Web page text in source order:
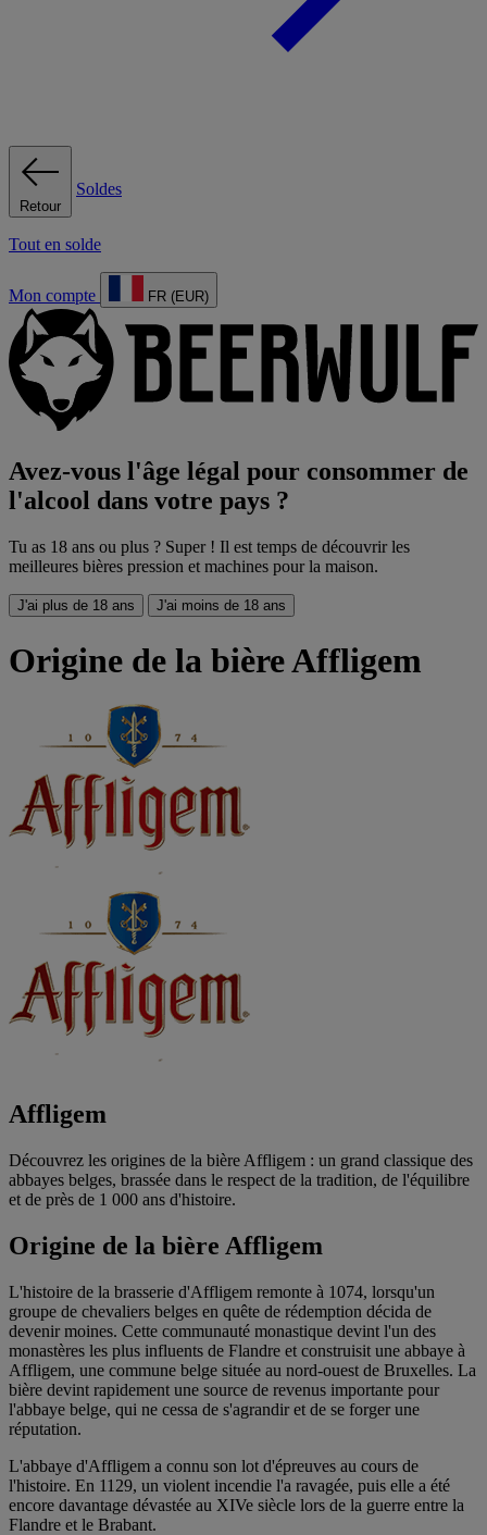
Retour
Soldes
Tout en solde
Mon compte FR (EUR)
Avez-vous l'âge légal pour consommer de
l'alcool dans votre pays ?
Tu as 18 ans ou plus ? Super ! Il est temps de découvrir les
meilleures bières pression et machines pour la maison.
J'ai plus de 18 ans J'ai moins de 18 ans
Origine de la bière Affligem
Affligem
Découvrez les origines de la bière Affligem : un grand classique des
abbayes belges, brassée dans le respect de la tradition, de l'équilibre
et de près de 1 000 ans d'histoire.
Origine de la bière Affligem
L'histoire de la brasserie d'Affligem remonte à 1074, lorsqu'un
groupe de chevaliers belges en quête de rédemption décida de
devenir moines. Cette communauté monastique devint l'un des
monastères les plus influents de Flandre et construisit une abbaye à
Affligem, une commune belge située au nord-ouest de Bruxelles. La
bière devint rapidement une source de revenus importante pour
l'abbaye belge, qui ne cessa de s'agrandir et de se forger une
réputation.
L'abbaye d'Affligem a connu son lot d'épreuves au cours de
l'histoire. En 1129, un violent incendie l'a ravagée, puis elle a été
encore davantage dévastée au XIVe siècle lors de la guerre entre la
Flandre et le Brabant.